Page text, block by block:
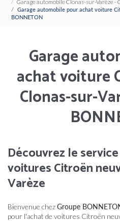
Garage automobile Clonas-sur-Varèze -
Garage automobile pour achat voiture
BONNETON
Garage
achat voiture
Clonas-sur-
Découvrez le
voitures Citroën
Varèze
Bienvenue chezGroupe
pour l'achat de voitures Citroën